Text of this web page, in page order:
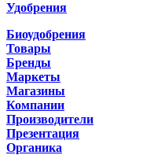
Удобрения
Биоудобрения
Товары
Бренды
Маркеты
Магазины
Компании
Производители
Презентация
Органика